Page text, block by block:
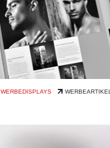
WERBEDISPLAYS WERBEARTIKEL